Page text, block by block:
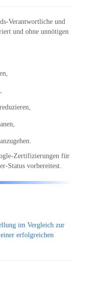
Verantwortliche und
und ohne unnötigen
Zertifizierungen für
Status vorbereitest.
im Vergleich zur
erfolgreichen